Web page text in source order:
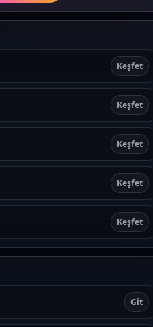
Keşfet
Keşfet
Keşfet
Keşfet
Keşfet
Git